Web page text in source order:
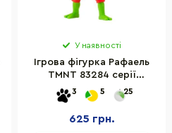
У наявності
Ігрова фігурка Рафаель
TMNT 83284 серії
"Черепашки-ніндзя MOVIE
III"
3 5 25
625 грн.